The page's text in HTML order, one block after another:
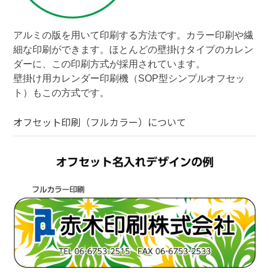
アルミの版を用いて印刷する方法です。カラー印刷や繊
細な印刷ができます。ほとんどの壁掛けタイプのカレン
ダーに、この印刷方式が採用されています。
壁掛け用カレンダー印刷機（SOP型シンプルオフセッ
ト）もこの方式です。
オフセット印刷（フルカラー） について